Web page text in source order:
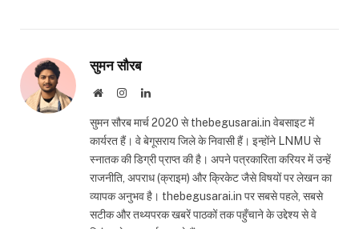
सुमन सौरब
WebsiteInstagramLinkedIn
सुमन सौरब मार्च 2020 से thebegusarai.in वेबसाइट में
कार्यरत हैं। वे बेगूसराय जिले के निवासी हैं। इन्होंने LNMU से
स्नातक की डिग्री प्राप्त की है। अपने पत्रकारिता करियर में उन्हें
राजनीति, अपराध (क्राइम) और क्रिकेट जैसे विषयों पर लेखन का
व्यापक अनुभव है। thebegusarai.in पर सबसे पहले, सबसे
सटीक और तथ्यपरक खबरें पाठकों तक पहुँचाने के उद्देश्य से वे